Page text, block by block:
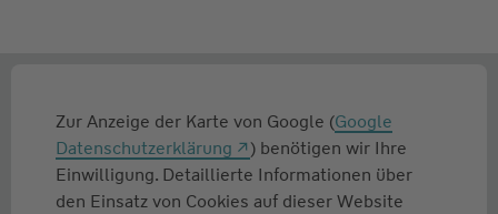
Zur Anzeige der Karte von Google (Google
Datenschutzerklärung
) benötigen wir Ihre
Einwilligung. Detaillierte Informationen über
den Einsatz von Cookies auf dieser Website